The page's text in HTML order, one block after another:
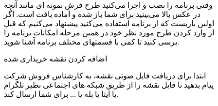
وقتی برنامه را نصب و اجرا می‌کنید طرح فرش نمونه ای مانند آنچه
در عکس بالا می‌بینید برای شما باز شده و آماده بافت است. اگر
اولین باریست که از برنامه استفاده می‌کنید پیشنهاد می‌کنیم که قبل
از وارد کردن طرح مورد نظر خود در همین مرحله امکانات برنامه را
برسی کنید تا کمی با قسمتهای مختلف برنامه آشنا شوید.
اضافه کردن نقشه خریداری شده
ابتدا برای دریافت فایل صوتی نقشه، به کارشناس فروش شرکت
پیام بدهید تا فایل نقشه را از طریق شبکه های اجتماعی نظیر تلگرام
یا ایتا یا بله یا ... برای شما ارسال کند.